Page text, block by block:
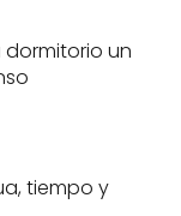
un
tiempo y